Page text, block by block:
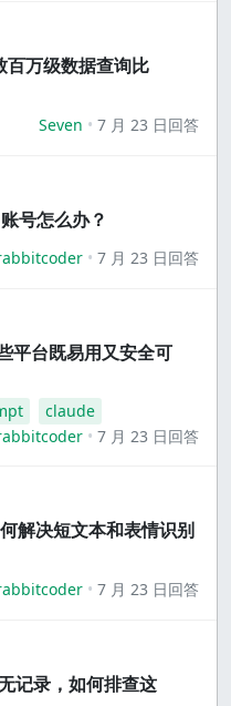
百万级数据查询比
Seven 7 月 23 日回答
号怎么办？
7 月 23 日回答
平台既易用又安全可
claude
7 月 23 日回答
解决短文本和表情识别
7 月 23 日回答
记录，如何排查这